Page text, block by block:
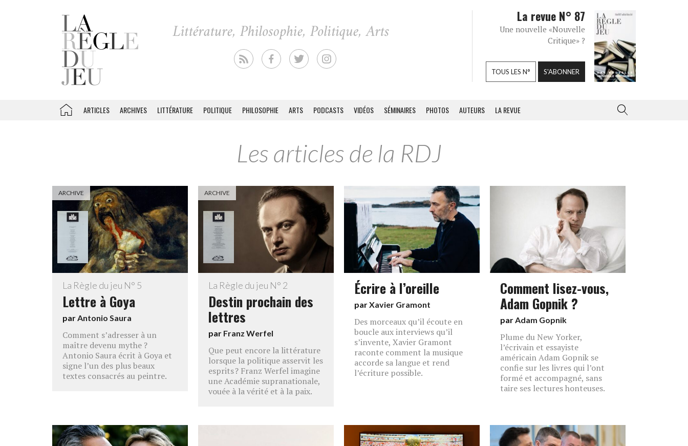
La revue N° 87
Une nouvelle «Nouvelle
Critique» ?
TOUS LES N° S'ABONNER
ARTICLES ARCHIVES LITTÉRATURE POLITIQUE PHILOSOPHIE ARTS PODCASTS VIDÉOS SÉMINAIRES PHOTOS AUTEURS LA REVUE
Les articles de la RDJ
ARCHIVE
La Règle du jeu N° 5
Lettre à Goya
parAntonio Saura
Comment s’adresser à un
maître devenu mythe ?
Antonio Saura écrit à Goya et
signe l’un des plus beaux
textes consacrés au peintre.
ARCHIVE
La Règle du jeu N° 2
Destin prochain des
lettres
par Franz Werfel
Que peut encore la littérature
lorsque la politique asservit les
esprits ? Franz Werfel imagine
une Académie supranationale,
vouée à la vérité et à la paix.
Écrire à l’oreille
parXavier Gramont
Des morceaux qu’il écoute en
boucle aux interviews qu’il
s’invente, Xavier Gramont
raconte comment la musique
accorde sa langue et rend
l’écriture possible.
Comment lisez-vous,
Adam Gopnik ?
parAdam Gopnik
Plume du New Yorker,
l’écrivain et essayiste
américain Adam Gopnik se
confie sur les livres qui l’ont
formé et accompagné, sans
taire ses lectures honteuses.